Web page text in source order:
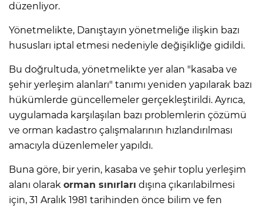
düzenliyor.
Yönetmelikte, Danıştayın yönetmeliğe ilişkin bazı
hususları iptal etmesi nedeniyle değişikliğe gidildi.
Bu doğrultuda, yönetmelikte yer alan "kasaba ve
şehir yerleşim alanları" tanımı yeniden yapılarak bazı
hükümlerde güncellemeler gerçekleştirildi. Ayrıca,
uygulamada karşılaşılan bazı problemlerin çözümü
ve orman kadastro çalışmalarının hızlandırılması
amacıyla düzenlemeler yapıldı.
Buna göre, bir yerin, kasaba ve şehir toplu yerleşim
alanı olarak orman sınırları dışına çıkarılabilmesi
için, 31 Aralık 1981 tarihinden önce bilim ve fen